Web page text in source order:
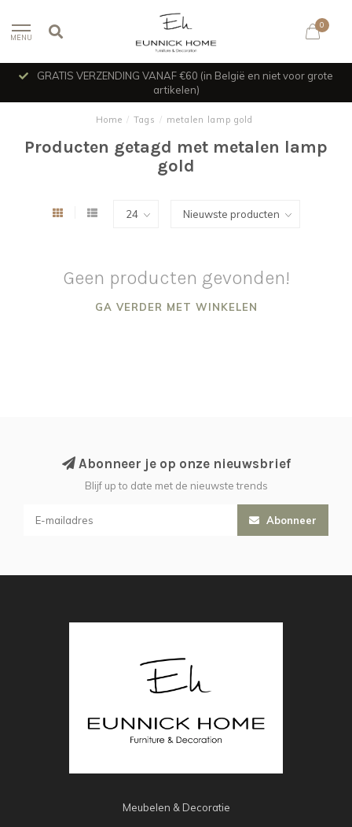
MENU
0
GRATIS VERZENDING VANAF €60 (in België en niet voor grote
artikelen)
Home / Tags / metalen lamp gold
Producten getagd met metalen lamp
gold
Geen producten gevonden!
GA VERDER MET WINKELEN
Abonneer je op onze nieuwsbrief
Blijf up to date met de nieuwste trends
Abonneer
Meubelen & Decoratie